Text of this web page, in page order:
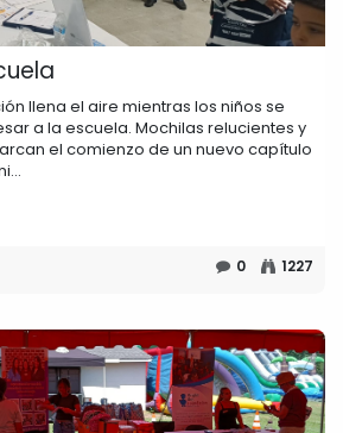
llena el aire mientras los niños se
a la escuela. Mochilas relucientes y
el comienzo de un nuevo capítulo
0 1227